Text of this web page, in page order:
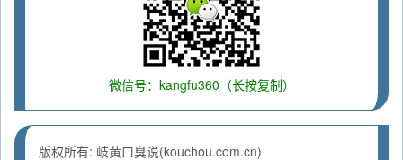
微信号：kangfu360（长按复制）
版权所有: 岐黄口臭说(kouchou.com.cn)